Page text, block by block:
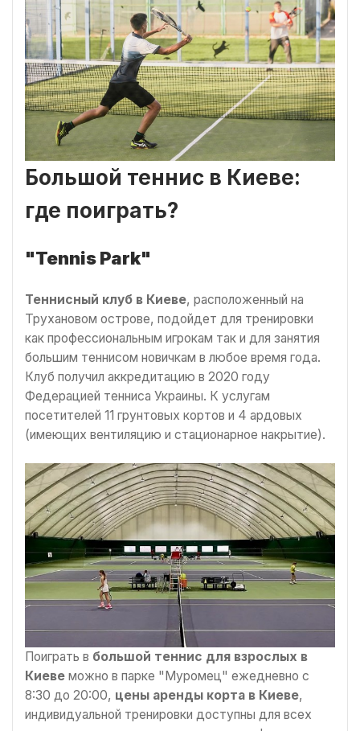
Большой теннис в Киеве:
где поиграть?
"Tennis Park"
Теннисный клуб в Киеве, расположенный на
Трухановом острове, подойдет для тренировки
как профессиональным игрокам так и для занятия
большим теннисом новичкам в любое время года.
Клуб получил аккредитацию в 2020 году
Федерацией тенниса Украины. К услугам
посетителей 11 грунтовых кортов и 4 ардовых
(имеющих вентиляцию и стационарное накрытие).
Поиграть в большой теннис для взрослых в
Киеве можно в парке "Муромец" ежедневно с
8:30 до 20:00, цены аренды корта в Киеве,
индивидуальной тренировки доступны для всех